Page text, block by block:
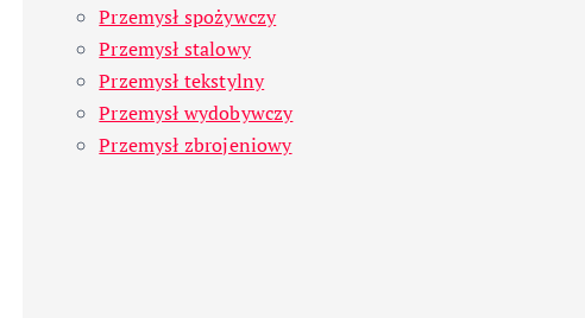
Przemysł spożywczy
Przemysł stalowy
Przemysł tekstylny
Przemysł wydobywczy
Przemysł zbrojeniowy